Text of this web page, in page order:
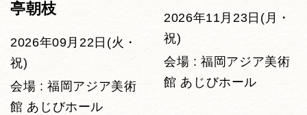
亭朝枝
2026年09月22日(火・
祝)
会場 : 福岡アジア美術
館 あじびホール
2026年11月23日(月・
祝)
会場 : 福岡アジア美術
館 あじびホール